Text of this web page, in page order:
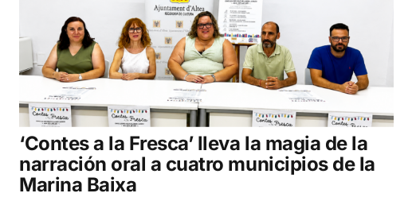
‘Contes a la Fresca’ lleva la magia de la
narración oral a cuatro municipios de la
Marina Baixa